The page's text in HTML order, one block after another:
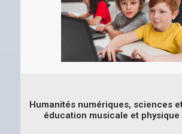
Humanités numériques, sciences
éducation musicale et physique